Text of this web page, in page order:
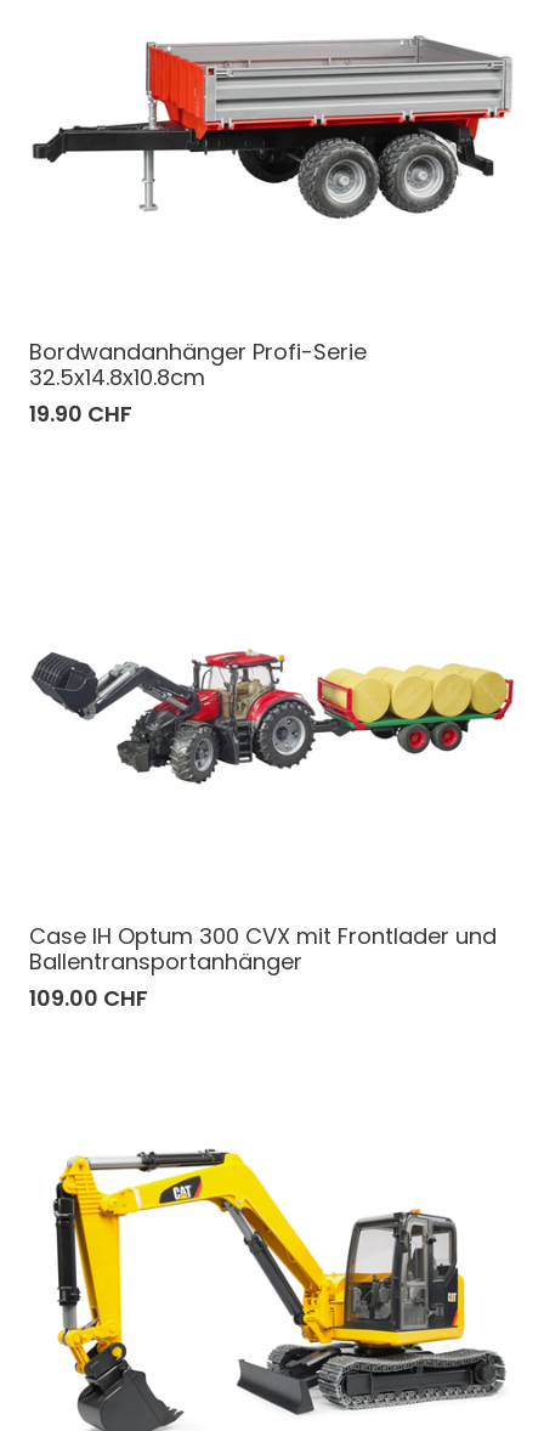
Bordwandanhänger Profi-Serie
32.5x14.8x10.8cm
19.90 CHF
Case IH Optum 300 CVX mit Frontlader und
Ballentransportanhänger
109.00 CHF